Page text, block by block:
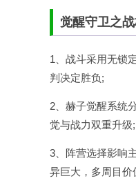
觉醒守卫之
1、战斗采用无锁
判决定胜负;
2、赫子觉醒系统
觉与战力双重升级;
3、阵营选择影响
异巨大，多周目价